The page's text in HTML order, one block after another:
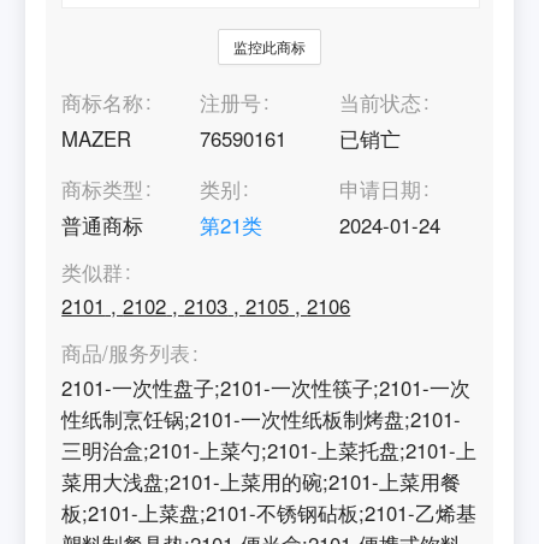
监控此商标
商标名称
MAZER
注册号
76590161
当前状态
已销亡
商标类型
普通商标
类别
第21类
申请日期
2024-01-24
类似群
2101 ,2102 ,2103 ,2105 ,2106
商品/服务列表
2101-一次性盘子;2101-一次性筷子;2101-一次
性纸制烹饪锅;2101-一次性纸板制烤盘;2101-
三明治盒;2101-上菜勺;2101-上菜托盘;2101-上
菜用大浅盘;2101-上菜用的碗;2101-上菜用餐
板;2101-上菜盘;2101-不锈钢砧板;2101-乙烯基